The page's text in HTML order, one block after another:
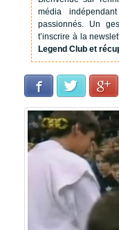
média
passionnés. Un
t’inscrire à la
Legend Club et
Facebook Twitter